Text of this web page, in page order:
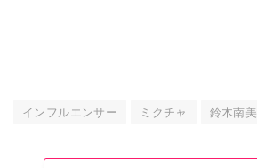
インフルエンサー ミクチャ 鈴木南美